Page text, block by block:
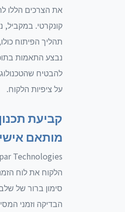
את הצרכים הללו
קונקרטי. במקביל,
תהליך הפיתוח
נבצע התאמות
להבטיח
על ציפיות הלקוח.
קביעת
מותאם
הלקוח את לוח
סימון ברור של
הבדיקה וזמני